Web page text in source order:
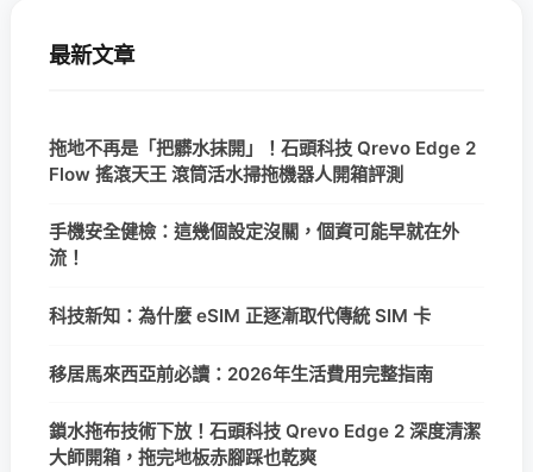
最新文章
拖地不再是「把髒水抹開」！石頭科技 Qrevo Edge 2
Flow 搖滾天王 滾筒活水掃拖機器人開箱評測
手機安全健檢：這幾個設定沒關，個資可能早就在外
流！
科技新知：為什麼 eSIM 正逐漸取代傳統 SIM 卡
移居馬來西亞前必讀：2026年生活費用完整指南
鎖水拖布技術下放！石頭科技 Qrevo Edge 2 深度清潔
大師開箱，拖完地板赤腳踩也乾爽